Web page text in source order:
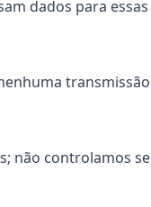
dados para
não controlamos